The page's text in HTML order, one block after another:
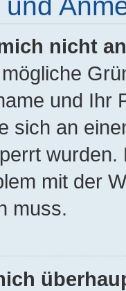
nicht
und Ihr
sich an
mit der
muss.